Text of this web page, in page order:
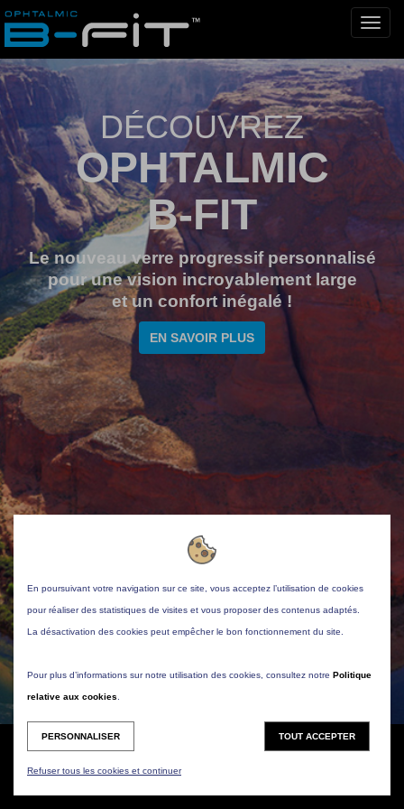
DÉCOUVREZ
OPHTALMIC
B-FIT
Le nouveau verre progressif personnalisé
pour une vision incroyablement large
et un confort inégalé !
EN SAVOIR PLUS
Mentions légales |
Télécharger la brochure
En poursuivant votre navigation sur ce site, vous acceptez l’utilisation de cookies
pour réaliser des statistiques de visites et vous proposer des contenus adaptés.
La désactivation des cookies peut empêcher le bon fonctionnement du site.
Pour plus d’informations sur notre utilisation des cookies, consultez notre Politique
relative aux cookies
PERSONNALISER TOUT ACCEPTER
Refuser tous les cookies et continuer